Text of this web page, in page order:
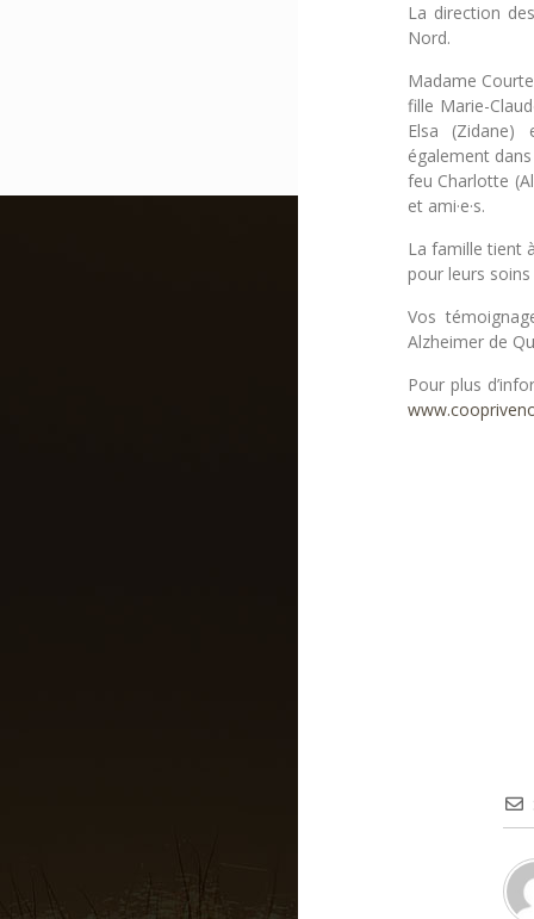
La direction
Nord.
Madame
fille Marie-
Elsa (Zidane)
également
feu Charlotte
et ami·e·s.
La famille tient
pour leurs
Vos
Alzheimer de
Pour plus